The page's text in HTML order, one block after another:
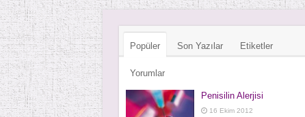
Popüler Son Yazılar Etiketler
Yorumlar
Penisilin Alerjisi
16 Ekim 2012